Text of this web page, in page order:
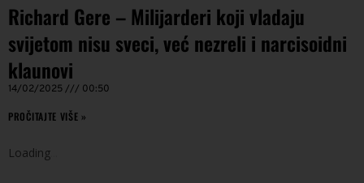
Richard Gere – Milijarderi koji vladaju
svijetom nisu sveci, već nezreli i narcisoidni
klaunovi
14/02/2025 00:50
PROČITAJTE VIŠE »
Loading